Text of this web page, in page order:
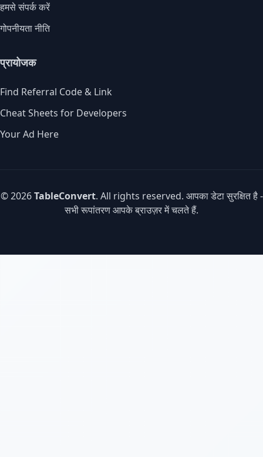
हमसे संपर्क करें
गोपनीयता नीति
प्रायोजक
Find Referral Code & Link
Cheat Sheets for Developers
Your Ad Here
© 2026TableConvert. All rights reserved. आपका डेटा सुरक्षित है -
सभी रूपांतरण आपके ब्राउज़र में चलते हैं.